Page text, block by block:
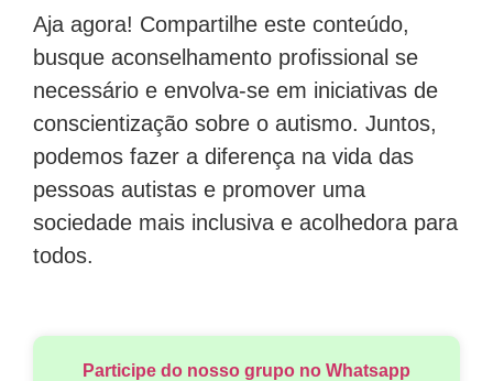
Aja agora! Compartilhe este conteúdo,
busque aconselhamento profissional se
necessário e envolva-se em iniciativas de
conscientização sobre o autismo. Juntos,
podemos fazer a diferença na vida das
pessoas autistas e promover uma
sociedade mais inclusiva e acolhedora para
todos.
Participe do nosso grupo no Whatsapp